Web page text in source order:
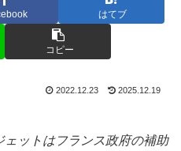
はてブ
コピー
2022.12.23 2025.12.19
ットはフランス政府の補助